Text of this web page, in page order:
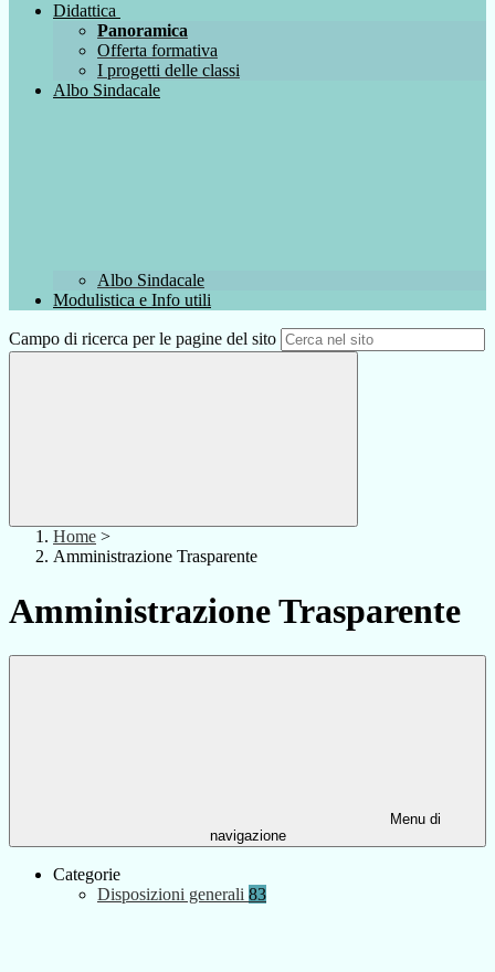
Didattica
Panoramica
Offerta formativa
I progetti delle classi
Albo Sindacale
Albo Sindacale
Modulistica e Info utili
Campo di ricerca per le pagine del sito
Home >
Amministrazione Trasparente
Amministrazione Trasparente
Menu di
navigazione
Categorie
Disposizioni generali 83